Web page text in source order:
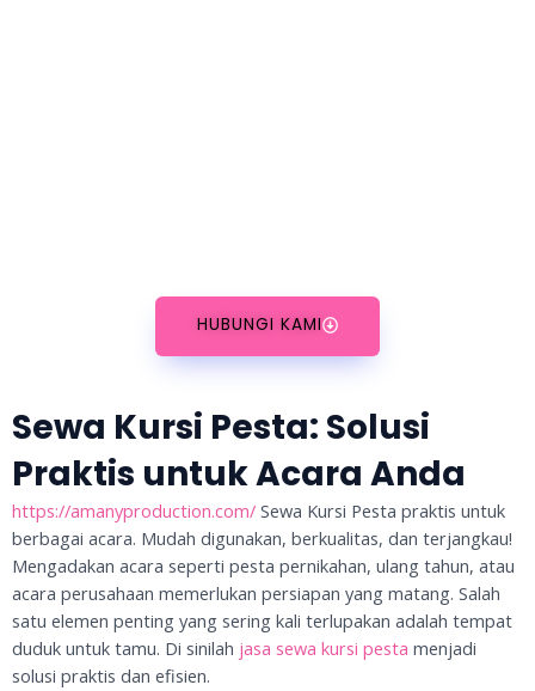
HUBUNGI KAMI
Sewa Kursi Pesta: Solusi
Praktis untuk Acara Anda
https://amanyproduction.com/ Sewa Kursi Pesta praktis untuk
berbagai acara. Mudah digunakan, berkualitas, dan terjangkau!
Mengadakan acara seperti pesta pernikahan, ulang tahun, atau
acara perusahaan memerlukan persiapan yang matang. Salah
satu elemen penting yang sering kali terlupakan adalah tempat
duduk untuk tamu. Di sinilah jasa sewa kursi pesta menjadi
solusi praktis dan efisien.